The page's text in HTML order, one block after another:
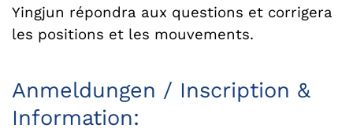
Yingjun répondra aux questions et corrigera
les positions et les mouvements.
Anmeldungen / Inscription &
Information: